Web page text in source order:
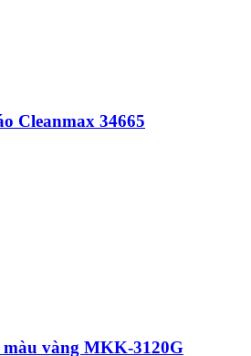
Cleanmax 34665
Kệ thẳng 2 tầng mạ màu vàng MKK-3120G